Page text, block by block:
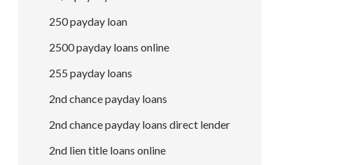
250 payday loan
2500 payday loans online
255 payday loans
2nd chance payday loans
2nd chance payday loans direct lender
2nd lien title loans online